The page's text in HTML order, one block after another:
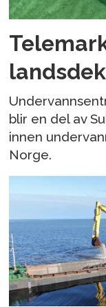
blir en del av
innen
Norge.